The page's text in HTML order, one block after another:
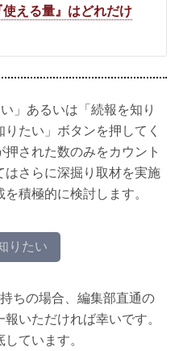
使える量』はどれだけ
」あるいは「続報を知り
たい」ボタンを押してく
された数のみをカウント
はさらに深掘り取材を実施
積極的に検討します。
りたい
ちの場合、編集部直通の
いただければ幸いです。
ています。